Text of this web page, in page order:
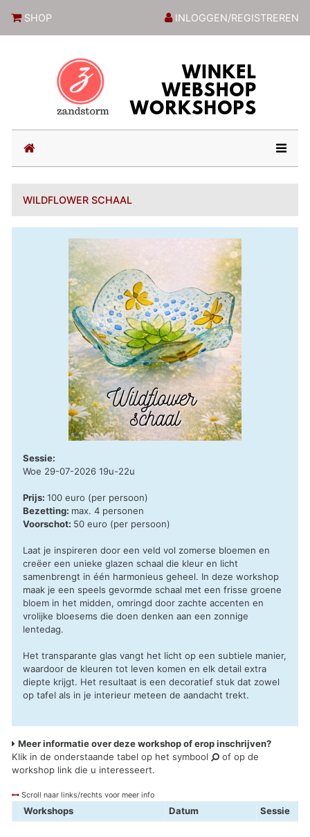
SHOP INLOGGEN/REGISTREREN
(current)
WILDFLOWER SCHAAL
Sessie:
Woe 29-07-2026 19u-22u
Prijs:100 euro (per persoon)
Bezetting: max. 4 personen
Voorschot: 50 euro (per persoon)
Laat je inspireren door een veld vol zomerse bloemen en
creëer een unieke glazen schaal die kleur en licht
samenbrengt in één harmonieus geheel. In deze workshop
maak je een speels gevormde schaal met een frisse groene
bloem in het midden, omringd door zachte accenten en
vrolijke bloesems die doen denken aan een zonnige
lentedag.
Het transparante glas vangt het licht op een subtiele manier,
waardoor de kleuren tot leven komen en elk detail extra
diepte krijgt. Het resultaat is een decoratief stuk dat zowel
op tafel als in je interieur meteen de aandacht trekt.
Meer informatie over deze workshop of erop inschrijven?
Klik in de onderstaande tabel op het symbool
of op de
workshop link die u interesseert.
Scroll naar links/rechts voor meer info
Workshops Datum Sessie